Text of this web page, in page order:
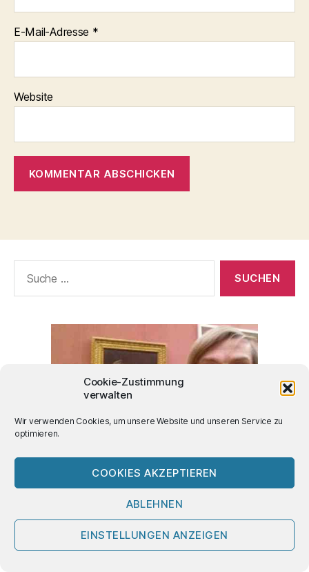
Cookie-Zustimmung
verwalten
Wir verwenden Cookies, um unsere Website und unseren Service zu
optimieren.
COOKIES AKZEPTIEREN
ABLEHNEN
EINSTELLUNGEN ANZEIGEN
E-Mail-Adresse *
Website
nach:
neu auf 2mecs:
2026 Sylt Punks